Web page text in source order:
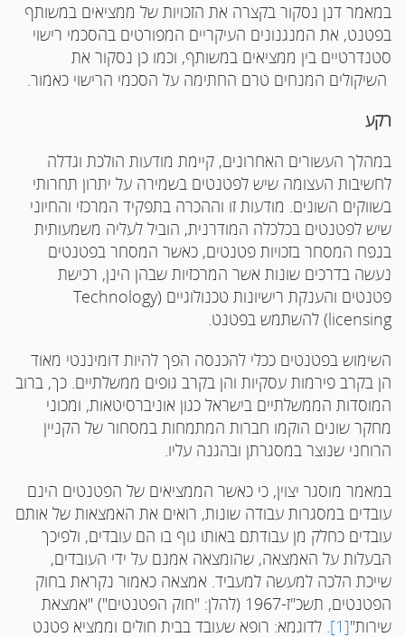
במאמר דנן נסקור בקצרה את הזכויות של ממציאים במשותף
בפטנט, את המנגנונים העיקריים המפורטים בהסכמי רישוי
סטנדרטיים בין ממציאים במשותף, וכמו כן נסקור את
השיקולים המנחים טרם החתימה על הסכמי הרישוי כאמור.
רקע
במהלך העשורים האחרונים, קיימת מודעות הולכת וגדלה
לחשיבות העצומה שיש לפטנטים בשמירה על יתרון תחרותי
בשווקים השונים. מודעות זו וההכרה בתפקיד המרכזי והחיוני
שיש לפטנטים בכלכלה המודרנית, הוביל לעליה משמעותית
בנפח המסחר בזכויות פטנטים, כאשר המסחר בפטנטים
נעשה בדרכים שונות אשר המרכזיות שבהן הינן, רכישת
פטנטים והענקת רישיונות טכנולוגיים (Technology
licensing) להשתמש בפטנט.
השימוש בפטנטים ככלי להכנסה הפך להיות דומיננטי מאוד
הן בקרב פירמות עסקיות והן בקרב גופים ממשלתיים. כך, ברוב
המוסדות הממשלתיים בישראל כגון אוניברסיטאות, ומכוני
מחקר שונים הוקמו חברות המתמחות במסחור של הקניין
הרוחני שנוצר במסגרתן ובהגנה עליו.
במאמר מוסגר יצוין, כי כאשר הממציאים של הפטנטים הינם
עובדים במסגרות עבודה שונות, רואים את האמצאות של אותם
עובדים כחלק מן עבודתם באותו גוף בו הם עובדים, ולפיכך
הבעלות על האמצאה, שהומצאה אמנם על ידי העובדים,
שייכת הלכה למעשה למעביד. אמצאה כאמור נקראת בחוק
הפטנטים, תשכ"ז-1967 (להלן: "חוק הפטנטים") "אמצאת
שירות"[1]
. לדוגמא: רופא שעובד בבית חולים וממציא פטנט